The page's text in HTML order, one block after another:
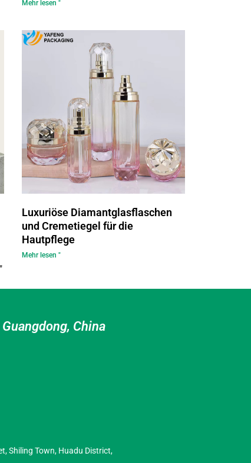
Mehr lesen "
Luxuriöse Diamantglasflaschen
und Cremetiegel für die
Hautpflege
Mehr lesen "
China
Shiling Town, Huadu District,